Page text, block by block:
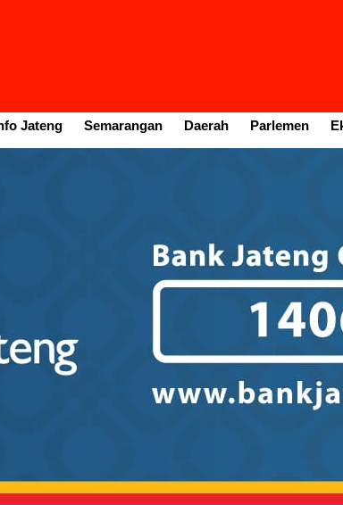
Jateng Semarangan Daerah Parlemen